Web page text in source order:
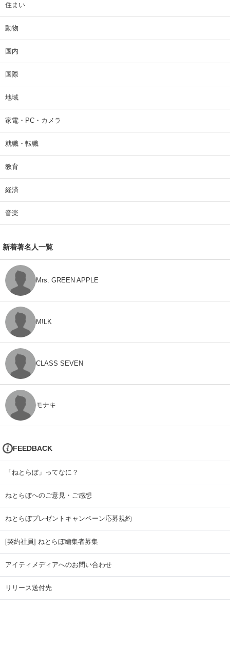
住まい
動物
国内
国際
地域
家電・PC・カメラ
就職・転職
教育
経済
音楽
新着著名人一覧
Mrs. GREEN APPLE
M!LK
CLASS SEVEN
モナキ
FEEDBACK
「ねとらぼ」ってなに？
ねとらぼへのご意見・ご感想
ねとらぼプレゼントキャンペーン応募規約
[契約社員] ねとらぼ編集者募集
アイティメディアへのお問い合わせ
リリース送付先